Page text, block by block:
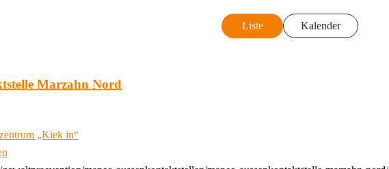
Liste Kalender
Marzahn Nord
„Kiek in“